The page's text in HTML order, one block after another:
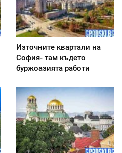
Източните квартали на
София- там където
буржоазията работи